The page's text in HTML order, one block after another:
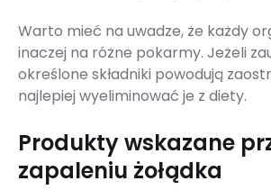
Warto mieć na uwadze, że każdy
inaczej na różne pokarmy. Jeżeli
określone składniki powodują
najlepiej wyeliminować je z diety.
Produkty wskazane
zapaleniu żołądka